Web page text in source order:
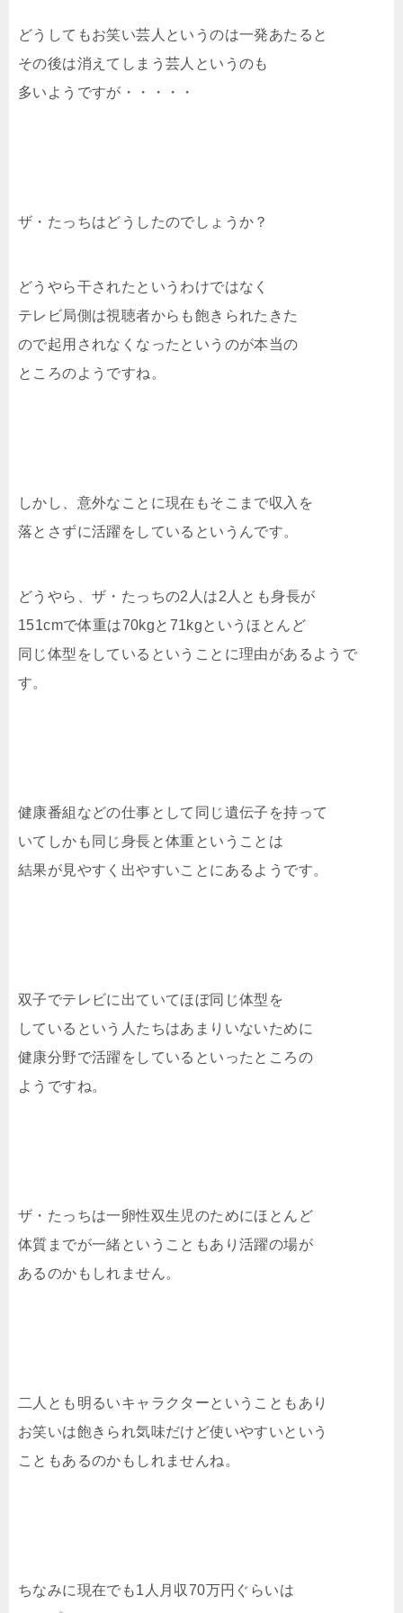
どうしてもお笑い芸人というのは一発あたると
その後は消えてしまう芸人というのも
多いようですが・・・・・
ザ・たっちはどうしたのでしょうか？
どうやら干されたというわけではなく
テレビ局側は視聴者からも飽きられたきた
ので起用されなくなったというのが本当の
ところのようですね。
しかし、意外なことに現在もそこまで収入を
落とさずに活躍をしているというんです。
どうやら、ザ・たっちの2人は2人とも身長が
151cmで体重は70kgと71kgというほとんど
同じ体型をしているということに理由があるようで
す。
健康番組などの仕事として同じ遺伝子を持って
いてしかも同じ身長と体重ということは
結果が見やすく出やすいことにあるようです。
双子でテレビに出ていてほぼ同じ体型を
しているという人たちはあまりいないために
健康分野で活躍をしているといったところの
ようですね。
ザ・たっちは一卵性双生児のためにほとんど
体質までが一緒ということもあり活躍の場が
あるのかもしれません。
二人とも明るいキャラクターということもあり
お笑いは飽きられ気味だけど使いやすいという
こともあるのかもしれませんね。
ちなみに現在でも1人月収70万円ぐらいは